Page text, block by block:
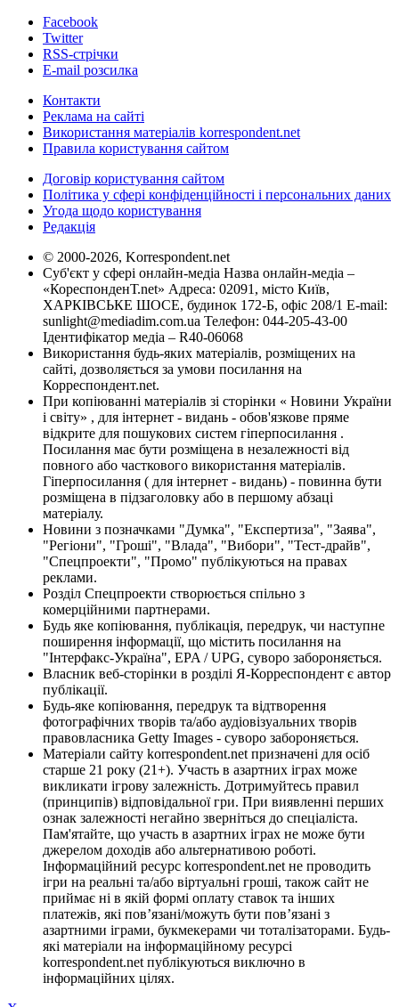
Facebook
Twitter
RSS-стрічки
E-mail розсилка
Контакти
Реклама на сайті
Використання матеріалів korrespondent.net
Правила користування сайтом
Договір користування сайтом
Політика у сфері конфіденційності і персональних даних
Угода щодо користування
Редакція
© 2000-2026, Korrespondent.net
Суб'єкт у сфері онлайн-медіа Назва онлайн-медіа –
«КореспонденТ.net» Адреса: 02091, місто Київ,
ХАРКІВСЬКЕ ШОСЕ, будинок 172-Б, офіс 208/1 E-mail:
sunlight@mediadim.com.ua Телефон: 044-205-43-00
Ідентифікатор медіа – R40-06068
Використання будь-яких матеріалів, розміщених на
сайті, дозволяється за умови посилання на
Корреспондент.net.
При копіюванні матеріалів зі сторінки « Новини України
і світу» , для інтернет - видань - обов'язкове пряме
відкрите для пошукових систем гіперпосилання .
Посилання має бути розміщена в незалежності від
повного або часткового використання матеріалів.
Гіперпосилання ( для інтернет - видань) - повинна бути
розміщена в підзаголовку або в першому абзаці
матеріалу.
Новини з позначками "Думка", "Експертиза", "Заява",
"Регіони", "Гроші", "Влада", "Вибори", "Тест-драйв",
"Спецпроекти", "Промо" публікуються на правах
реклами.
Розділ Спецпроекти створюється спільно з
комерційними партнерами.
Будь яке копіювання, публікація, передрук, чи наступне
поширення інформації, що містить посилання на
"Інтерфакс-Україна", EPA / UPG, суворо забороняється.
Власник веб-сторінки в розділі Я-Корреспондент є автор
публікації.
Будь-яке копіювання, передрук та відтворення
фотографічних творів та/або аудіовізуальних творів
правовласника Getty Images - суворо забороняється.
Матеріали сайту korrespondent.net призначені для осіб
старше 21 року (21+). Участь в азартних іграх може
викликати ігрову залежність. Дотримуйтесь правил
(принципів) відповідальної гри. При виявленні перших
ознак залежності негайно зверніться до спеціаліста.
Пам'ятайте, що участь в азартних іграх не може бути
джерелом доходів або альтернативою роботі.
Інформаційний ресурс korrespondent.net не проводить
ігри на реальні та/або віртуальні гроші, також сайт не
приймає ні в якій формі оплату ставок та інших
платежів, які пов’язані/можуть бути пов’язані з
азартними іграми, букмекерами чи тоталізаторами. Будь-
які матеріали на інформаційному ресурсі
korrespondent.net публікуються виключно в
інформаційних цілях.